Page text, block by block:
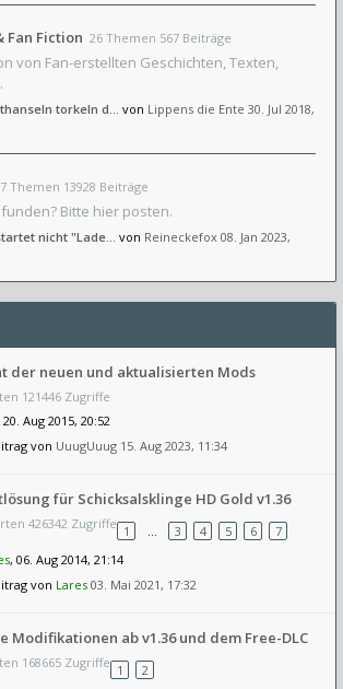
Fan Fiction 26 Themen 567 Beiträge
von Fan-erstellten Geschichten, Texten,
torkeln d… von Lippens die Ente 30. Jul 2018,
Themen 13928 Beiträge
Bitte hier posten.
nicht "Lade… von Reineckefox 08. Jan 2023,
der neuen und aktualisierten Mods
121446 Zugriffe
20. Aug 2015, 20:52
von UuugUuug 15. Aug 2023, 11:34
für Schicksalsklinge HD Gold v1.36
426342 Zugriffe 1 … 3 4 5 6
7
, 06. Aug 2014, 21:14
von Lares 03. Mai 2021, 17:32
Modifikationen ab v1.36 und dem Free-DLC
168665 Zugriffe 1
2